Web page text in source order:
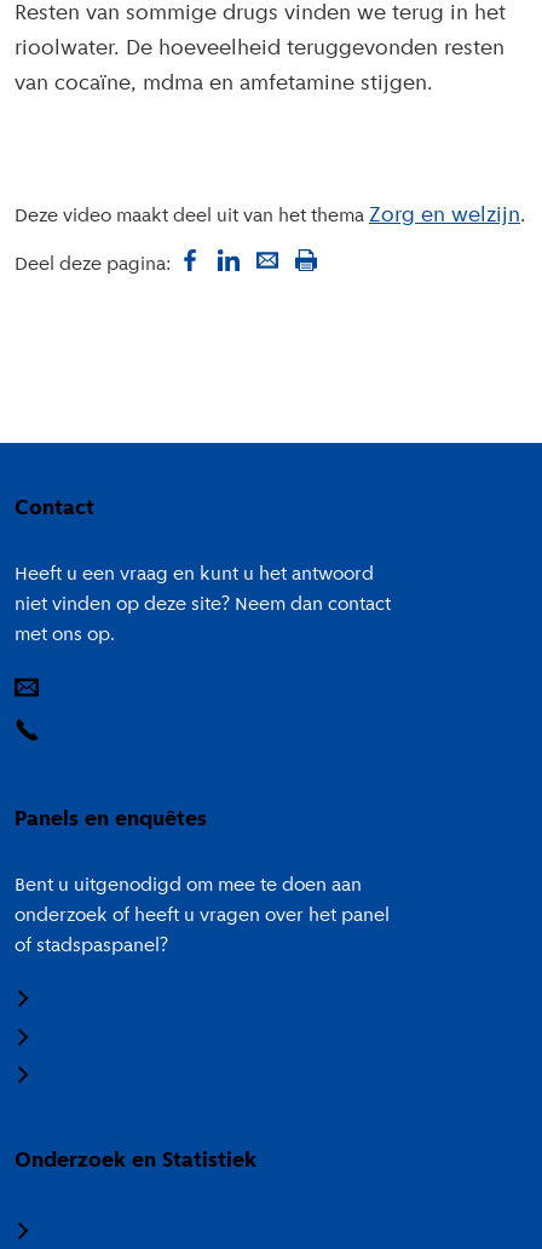
Resten van sommige drugs vinden we terug in het
rioolwater. De hoeveelheid teruggevonden resten
van cocaïne, mdma en amfetamine stijgen.
Deze video maakt deel uit van het thema Zorg en welzijn
Deel deze pagina:
Contact
Heeft u een vraag en kunt u het antwoord
niet vinden op deze site? Neem dan contact
met ons op.
Panels en enquêtes
Bent u uitgenodigd om mee te doen aan
onderzoek of heeft u vragen over het panel
of stadspaspanel?
Onderzoek en Statistiek